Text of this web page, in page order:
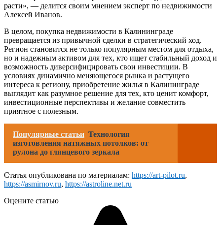
расти», — делится своим мнением эксперт по недвижимости
Алексей Иванов.
В целом, покупка недвижимости в Калининграде
превращается из привычной сделки в стратегический ход.
Регион становится не только популярным местом для отдыха,
но и надежным активом для тех, кто ищет стабильный доход и
возможность диверсифицировать свои инвестиции. В
условиях динамично меняющегося рынка и растущего
интереса к региону, приобретение жилья в Калининграде
выглядит как разумное решение для тех, кто ценит комфорт,
инвестиционные перспективы и желание совместить
приятное с полезным.
Популярные статьи Технология
изготовления натяжных потолков: от
рулона до глянцевого зеркала
Статья опубликована по материалам: https://art-pilot.ru,
https://asmirnov.ru, https://astroline.net.ru
Оцените статью